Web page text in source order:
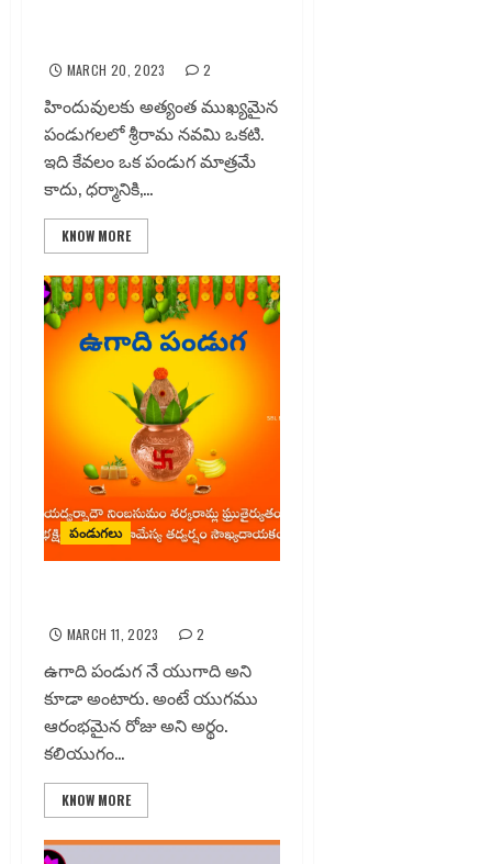
MARCH 20, 2023 2
హిందువులకు అత్యంత ముఖ్యమైన
పండుగలలో శ్రీరామ నవమి ఒకటి.
ఇది కేవలం ఒక పండుగ మాత్రమే
కాదు, ధర్మానికి,...
KNOW MORE
పండుగలు
MARCH 11, 2023 2
ఉగాది పండుగ నే యుగాది అని
కూడా అంటారు. అంటే యుగము
ఆరంభమైన రోజు అని అర్థం.
కలియుగం...
KNOW MORE